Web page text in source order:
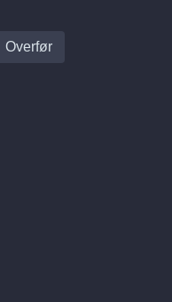
Overfør